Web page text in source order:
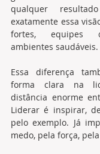
qualquer
exatamente essa
fortes, equipes
ambientes saudáveis.
Essa diferença
forma clara na
distância enorme
Liderar é inspirar,
pelo exemplo. Já
medo, pela força,